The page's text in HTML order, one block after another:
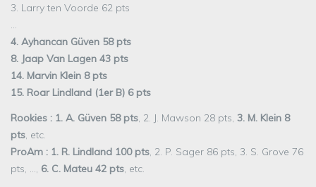
3. Larry ten Voorde 62 pts
…
4. Ayhancan Güven 58 pts
8. Jaap Van Lagen 43 pts
14. Marvin Klein 8 pts
15. Roar Lindland (1er B) 6 pts
Rookies : 1. A. Güven 58 pts, 2. J. Mawson 28 pts, 3. M. Klein 8
pts, etc.
ProAm : 1. R. Lindland 100 pts, 2. P. Sager 86 pts, 3. S. Grove 76
pts, …, 6. C. Mateu 42 pts, etc.